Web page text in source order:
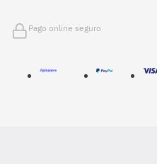
Pago online seguro